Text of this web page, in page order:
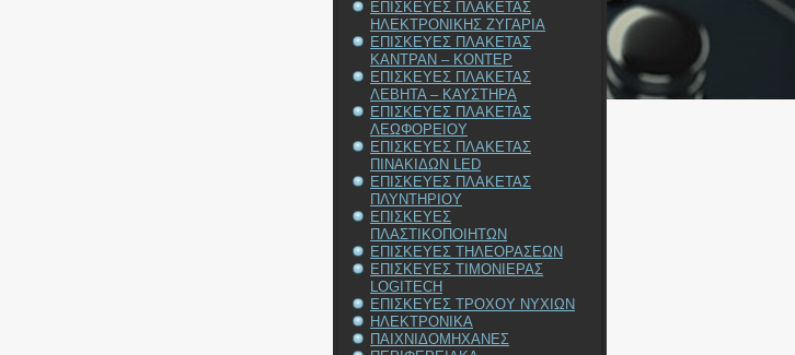
ΕΠΙΣΚΕΥΕΣ ΠΛΑΚΕΤΑΣ
ΗΛΕΚΤΡΟΝΙΚΗΣ ΖΥΓΑΡΙΑ
ΕΠΙΣΚΕΥΕΣ ΠΛΑΚΕΤΑΣ
ΚΑΝΤΡΑΝ – ΚΟΝΤΕΡ
ΕΠΙΣΚΕΥΕΣ ΠΛΑΚΕΤΑΣ
ΛΕΒΗΤΑ – ΚΑΥΣΤΗΡΑ
ΕΠΙΣΚΕΥΕΣ ΠΛΑΚΕΤΑΣ
ΛΕΩΦΟΡΕΙΟΥ
ΕΠΙΣΚΕΥΕΣ ΠΛΑΚΕΤΑΣ
ΠΙΝΑΚΙΔΩΝ LED
ΕΠΙΣΚΕΥΕΣ ΠΛΑΚΕΤΑΣ
ΠΛΥΝΤΗΡΙΟΥ
ΕΠΙΣΚΕΥΕΣ
ΠΛΑΣΤΙΚΟΠΟΙΗΤΩΝ
ΕΠΙΣΚΕΥΕΣ ΤΗΛΕΟΡΑΣΕΩΝ
ΕΠΙΣΚΕΥΕΣ ΤΙΜΟΝΙΕΡΑΣ
LOGITECH
ΕΠΙΣΚΕΥΕΣ ΤΡΟΧΟΥ ΝΥΧΙΩΝ
ΗΛΕΚΤΡΟΝΙΚΑ
ΠΑΙΧΝΙΔΟΜΗΧΑΝΕΣ